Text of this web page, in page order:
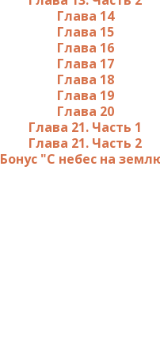
Глава 14
Глава 15
Глава 16
Глава 17
Глава 18
Глава 19
Глава 20
Глава 21. Часть 1
Глава 21. Часть 2
Бонус "С небес на